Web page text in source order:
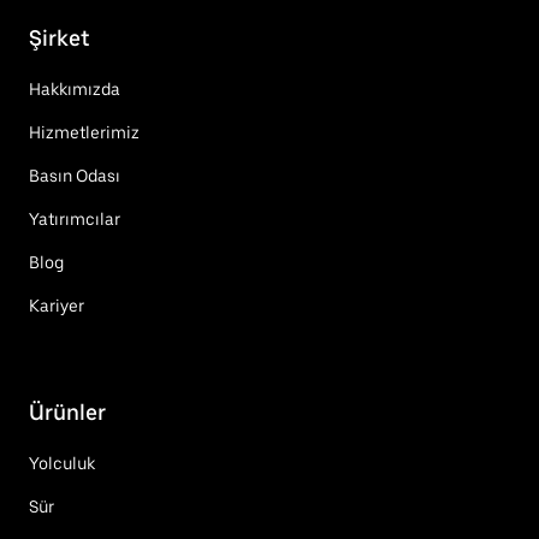
Şirket
Hakkımızda
Hizmetlerimiz
Basın Odası
Yatırımcılar
Blog
Kariyer
Ürünler
Yolculuk
Sür